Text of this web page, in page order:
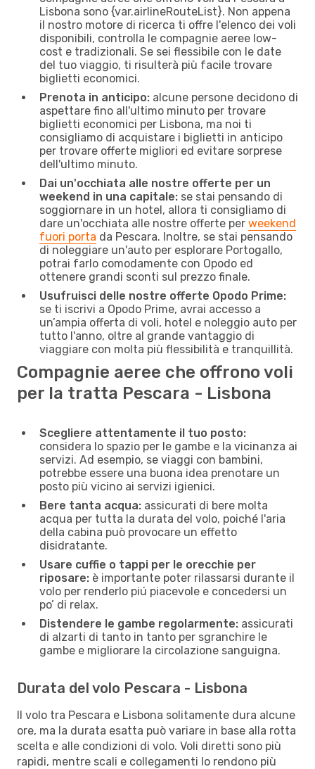
Lisbona sono {​var.airlineRouteList}. Non appena
il nostro motore di ricerca ti offre l'elenco dei voli
disponibili, controlla le compagnie aeree low-
cost e tradizionali. Se sei flessibile con le date
del tuo viaggio, ti risulterà più facile trovare
biglietti economici.
Prenota in anticipo: alcune persone decidono di
aspettare fino all'ultimo minuto per trovare
biglietti economici per Lisbona, ma noi ti
consigliamo di acquistare i biglietti in anticipo
per trovare offerte migliori ed evitare sorprese
dell'ultimo minuto.
Dai un'occhiata alle nostre offerte per un
weekend in una capitale: se stai pensando di
soggiornare in un hotel, allora ti consigliamo di
dare un'occhiata alle nostre offerte per weekend
fuori porta da Pescara. Inoltre, se stai pensando
di noleggiare un'auto per esplorare Portogallo,
potrai farlo comodamente con Opodo ed
ottenere grandi sconti sul prezzo finale.
Usufruisci delle nostre offerte Opodo Prime:
se ti iscrivi a Opodo Prime, avrai accesso a
un’ampia offerta di voli, hotel e noleggio auto per
tutto l'anno, oltre al grande vantaggio di
viaggiare con molta più flessibilità e tranquillità.
Compagnie aeree che offrono voli
per la tratta Pescara - Lisbona
Scegliere attentamente il tuo posto:
considera lo spazio per le gambe e la vicinanza ai
servizi. Ad esempio, se viaggi con bambini,
potrebbe essere una buona idea prenotare un
posto più vicino ai servizi igienici.
Bere tanta acqua: assicurati di bere molta
acqua per tutta la durata del volo, poiché l'aria
della cabina può provocare un effetto
disidratante.
Usare cuffie o tappi per le orecchie per
riposare: è importante poter rilassarsi durante il
volo per renderlo piú piacevole e concedersi un
po’ di relax.
Distendere le gambe regolarmente: assicurati
di alzarti di tanto in tanto per sgranchire le
gambe e migliorare la circolazione sanguigna.
Durata del volo Pescara - Lisbona
Il volo tra Pescara e Lisbona solitamente dura alcune
ore, ma la durata esatta può variare in base alla rotta
scelta e alle condizioni di volo. Voli diretti sono più
rapidi, mentre scali e collegamenti lo rendono più